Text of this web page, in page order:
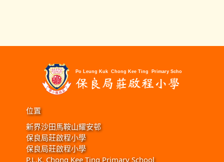
位置
新界沙田馬鞍山耀安邨
保良局莊啟程小學
保良局莊啟程小學
P.L.K. Chong Kee Ting Primary School